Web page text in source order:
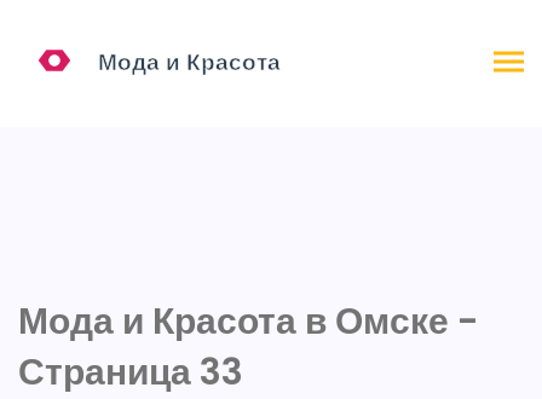
Мода и Красота в Омске -
Страница 33